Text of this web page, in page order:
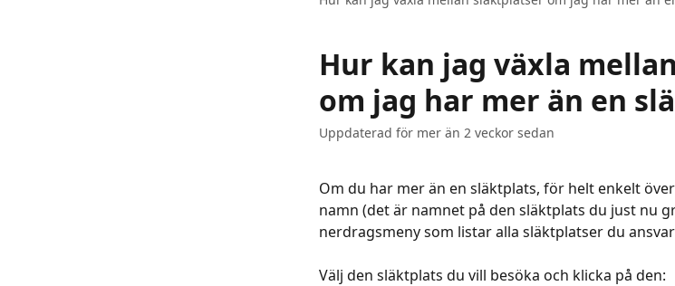
Hur kan jag växla
om jag har mer än en
Uppdaterad för mer än 2 veckor sedan
Om du har mer än en släktplats, för helt enkelt
namn (det är namnet på den släktplats du just nu
nerdragsmeny som listar alla släktplatser du
Välj den släktplats du vill besöka och klicka på den: